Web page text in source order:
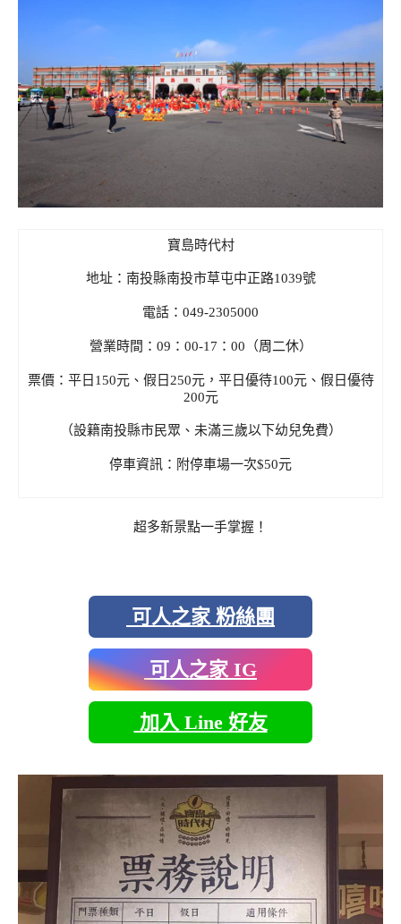
寶島時代村
地址：南投縣南投市草屯中正路1039號
電話：049-2305000
營業時間：09：00-17：00（周二休）
票價：平日150元、假日250元，平日優待100元、假日優待
200元
（設籍南投縣市民眾、未滿三歲以下幼兒免費）
停車資訊：附停車場一次$50元
超多新景點一手掌握！
可人之家 粉絲團
可人之家 IG
加入 Line 好友